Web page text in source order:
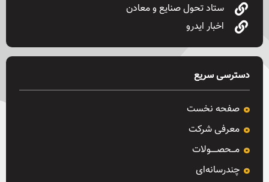
ستاد تحول صنایع و معادن
اخبار ایدرو
دسترسی سریع
صفحه نخست
معرفی شرکت
مـــحصـــــولات
چندرسانه‌ای